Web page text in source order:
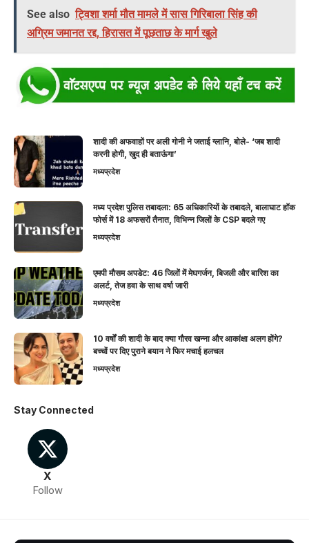
See also ट्विशा शर्मा मौत मामले में सास गिरिबाला सिंह की
अग्रिम जमानत रद्द, हिरासत में पूछताछ के मार्ग खुले
शादी की अफवाहों पर अली गोनी ने जताई ग्लानि, बोले- ‘जब शादी
करनी होगी, खुद ही बताऊंगा’
मध्यप्रदेश
मध्य प्रदेश पुलिस तबादला: 65 अधिकारियों के तबादले, बालाघाट हॉक
फोर्स में 18 अफसरों तैनात, विभिन्न जिलों के CSP बदले गए
मध्यप्रदेश
एमपी मौसम अपडेट: 46 जिलों में मेघगर्जन, बिजली और बारिश का
अलर्ट, तेज हवा के साथ वर्षा जारी
मध्यप्रदेश
10 वर्षों की शादी के बाद क्या गौरव खन्ना और आकांक्षा अलग होंगे?
बच्चों पर दिए पुराने बयान ने फिर मचाई हलचल
मध्यप्रदेश
Stay Connected
X
Follow